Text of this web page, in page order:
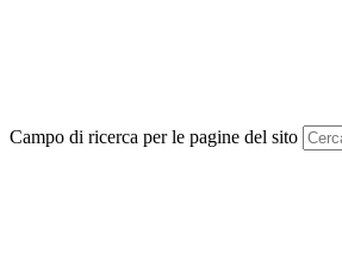
Campo di ricerca per le pagine del sito